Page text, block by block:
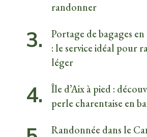
randonner
Portage de bagages
: le service idéal pour
léger
Île d’Aix à pied :
perle charentaise en
Randonnée dans le